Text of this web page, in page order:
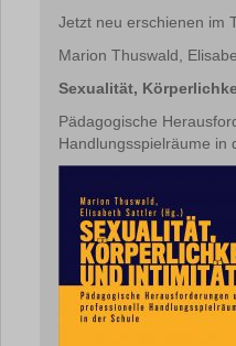
Jetzt neu erschienen im
Marion Thuswald,
Sexualität,
Pädagogische
Handlungsspielräume in